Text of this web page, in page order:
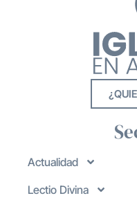
Actualidad
Lectio Divina